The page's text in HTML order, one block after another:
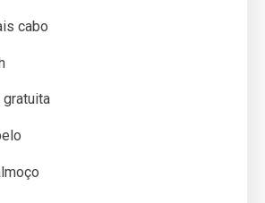
cabo